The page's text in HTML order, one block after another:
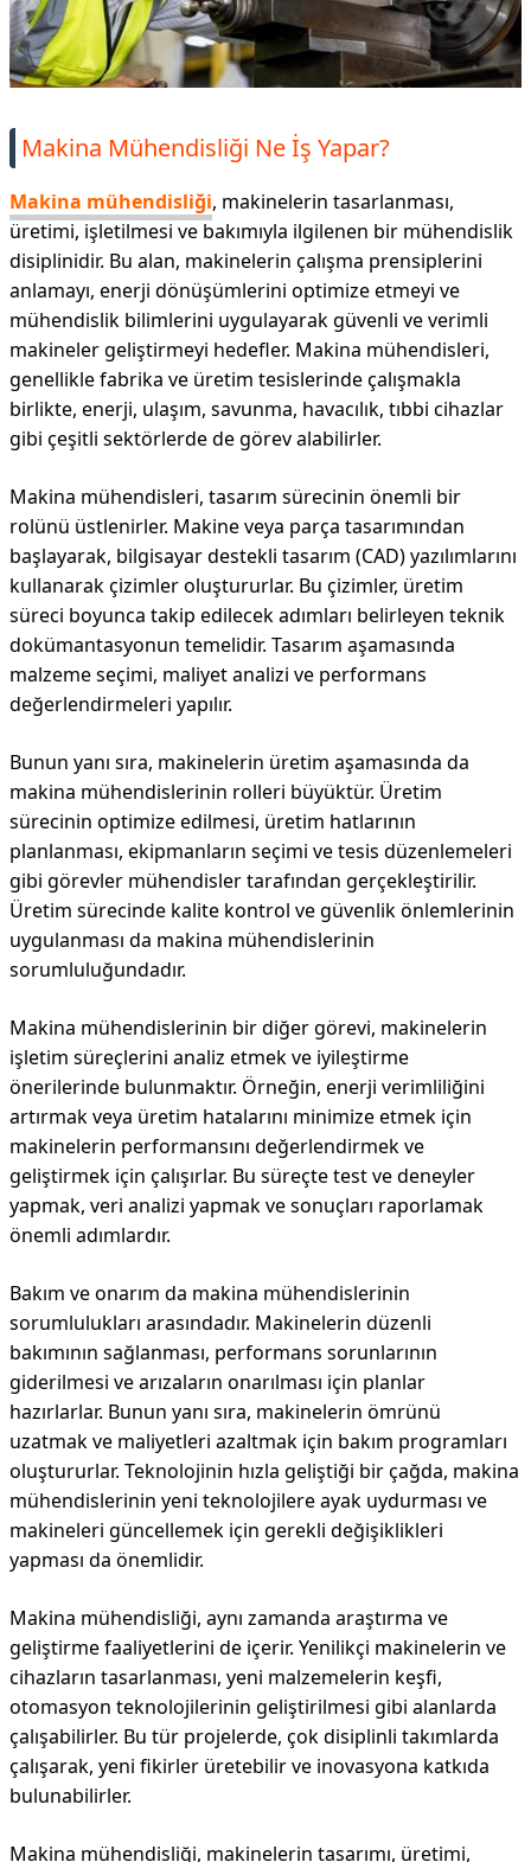
Makina Mühendisliği Ne İş Yapar?
Makina mühendisliği, makinelerin tasarlanması,
üretimi, işletilmesi ve bakımıyla ilgilenen bir mühendislik
disiplinidir. Bu alan, makinelerin çalışma prensiplerini
anlamayı, enerji dönüşümlerini optimize etmeyi ve
mühendislik bilimlerini uygulayarak güvenli ve verimli
makineler geliştirmeyi hedefler. Makina mühendisleri,
genellikle fabrika ve üretim tesislerinde çalışmakla
birlikte, enerji, ulaşım, savunma, havacılık, tıbbi cihazlar
gibi çeşitli sektörlerde de görev alabilirler.
Makina mühendisleri, tasarım sürecinin önemli bir
rolünü üstlenirler. Makine veya parça tasarımından
başlayarak, bilgisayar destekli tasarım (CAD) yazılımlarını
kullanarak çizimler oluştururlar. Bu çizimler, üretim
süreci boyunca takip edilecek adımları belirleyen teknik
dokümantasyonun temelidir. Tasarım aşamasında
malzeme seçimi, maliyet analizi ve performans
değerlendirmeleri yapılır.
Bunun yanı sıra, makinelerin üretim aşamasında da
makina mühendislerinin rolleri büyüktür. Üretim
sürecinin optimize edilmesi, üretim hatlarının
planlanması, ekipmanların seçimi ve tesis düzenlemeleri
gibi görevler mühendisler tarafından gerçekleştirilir.
Üretim sürecinde kalite kontrol ve güvenlik önlemlerinin
uygulanması da makina mühendislerinin
sorumluluğundadır.
Makina mühendislerinin bir diğer görevi, makinelerin
işletim süreçlerini analiz etmek ve iyileştirme
önerilerinde bulunmaktır. Örneğin, enerji verimliliğini
artırmak veya üretim hatalarını minimize etmek için
makinelerin performansını değerlendirmek ve
geliştirmek için çalışırlar. Bu süreçte test ve deneyler
yapmak, veri analizi yapmak ve sonuçları raporlamak
önemli adımlardır.
Bakım ve onarım da makina mühendislerinin
sorumlulukları arasındadır. Makinelerin düzenli
bakımının sağlanması, performans sorunlarının
giderilmesi ve arızaların onarılması için planlar
hazırlarlar. Bunun yanı sıra, makinelerin ömrünü
uzatmak ve maliyetleri azaltmak için bakım programları
oluştururlar. Teknolojinin hızla geliştiği bir çağda, makina
mühendislerinin yeni teknolojilere ayak uydurması ve
makineleri güncellemek için gerekli değişiklikleri
yapması da önemlidir.
Makina mühendisliği, aynı zamanda araştırma ve
geliştirme faaliyetlerini de içerir. Yenilikçi makinelerin ve
cihazların tasarlanması, yeni malzemelerin keşfi,
otomasyon teknolojilerinin geliştirilmesi gibi alanlarda
çalışabilirler. Bu tür projelerde, çok disiplinli takımlarda
çalışarak, yeni fikirler üretebilir ve inovasyona katkıda
bulunabilirler.
Makina mühendisliği, makinelerin tasarımı, üretimi,